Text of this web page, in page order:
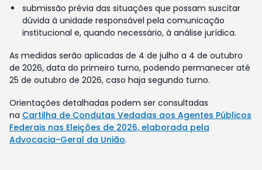
submissão prévia das situações que possam suscitar
dúvida à unidade responsável pela comunicação
institucional e, quando necessário, à análise jurídica.
As medidas serão aplicadas de 4 de julho a 4 de outubro
de 2026, data do primeiro turno, podendo permanecer até
25 de outubro de 2026, caso haja segundo turno.
Orientações detalhadas podem ser consultadas
na Cartilha de Condutas Vedadas aos Agentes Públicos
Federais nas Eleições de 2026, elaborada pela
Advocacia-Geral da União.